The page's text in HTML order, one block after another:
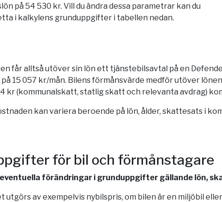
på 54 530 kr. Vill du ändra dessa parametrar kan du
i kalkylens grunduppgifter i tabellen nedan.
får alltså utöver sin lön ett tjänstebilsavtal på en
15 057 kr/mån. Bilens förmånsvärde medför utöver
kr (kommunalskatt, statlig skatt och relevanta avdrag)
kan variera beroende på lön, ålder, skattesats i
för bil och förmånstagare
eventuella förändringar i grunduppgifter gällande lön,
utgörs av exempelvis nybilspris, om bilen är en miljöbil